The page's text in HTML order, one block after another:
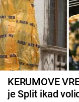
KERUMOVE
je Split ikad